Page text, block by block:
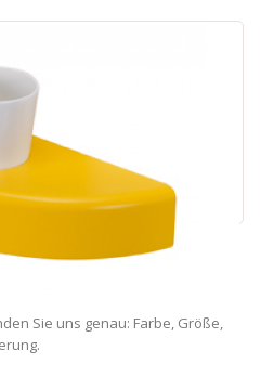
Sie uns genau: Farbe, Größe,